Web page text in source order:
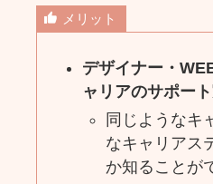
メリット
デザイナー・
ャリアのサポー
同じようなキ
なキャリアス
か知ることが